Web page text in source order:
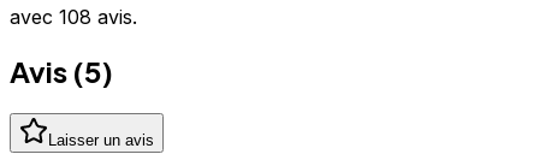
avec 108 avis.
Avis (5)
Laisser un avis